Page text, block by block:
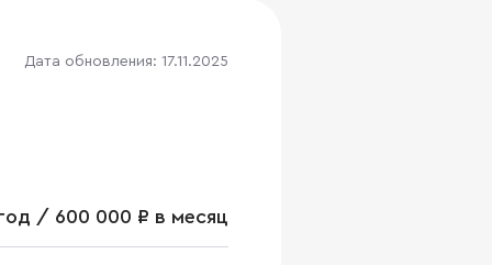
Дата обновления: 17.11.2025
год / 600 000 ₽ в месяц